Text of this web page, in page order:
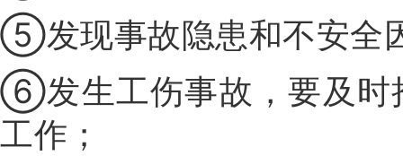
⑤发现事故隐患和不安全
⑥发生工伤事故，要及时
工作；